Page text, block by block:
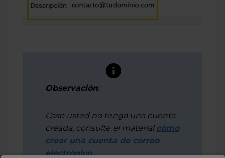
Observación:
Caso usted no tenga una cuenta
creada, consulte el material cómo
crear una cuenta de correo
electrónico